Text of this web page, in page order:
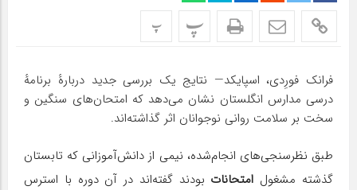
پ پ
فرانک فورِدی، اسپایکد— نتایج یک بررسی جدید دربارهٔ برنامهٔ
درسی مدارس انگلستان نشان می‌دهد که امتحان‌های سنگین و
سخت بر سلامت روانی نوجوانان اثر گذاشته‌اند.
طبق نظرسنجی‌های انجام‌شده، نیمی از دانش‌آموزانی که تابستان
گذشته مشغول امتحانات بودند گفته‌اند در آن دوره با استرس